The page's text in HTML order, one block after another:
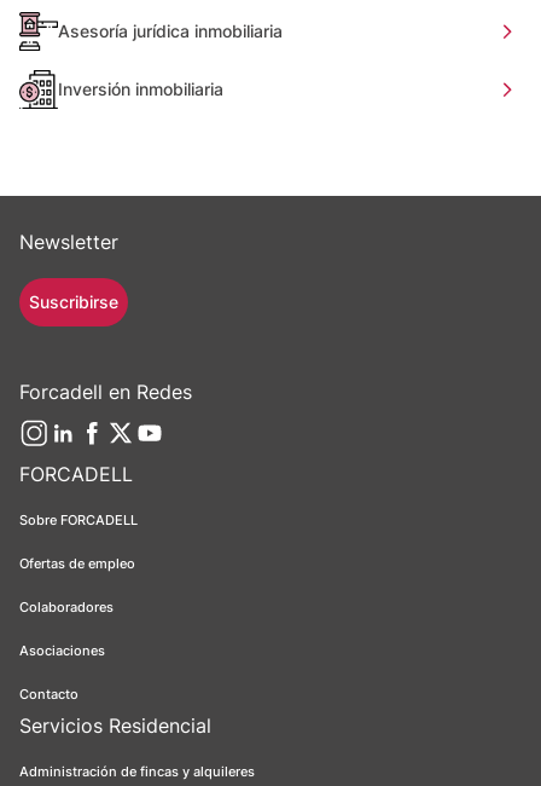
Asesoría jurídica inmobiliaria
Inversión inmobiliaria
FORCADELL
Sobre FORCADELL
Ofertas de empleo
Colaboradores
Asociaciones
Contacto
Servicios Residencial
Administración de fincas y alquileres
Newsletter
Suscribirse
Forcadell en Redes